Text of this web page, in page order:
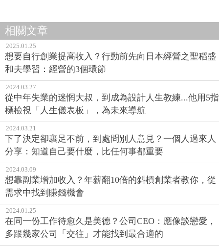
相關文章
2025.01.25
想要自行創業提高收入？行動前先向日本經營之聖稻盛
和夫學習：經營的3個環節
2024.03.27
從中年失業的迷惘大叔，到成為設計人生教練...他用5指
標檢視「人生儀表板」，為未來導航
2024.03.21
下了決定卻裹足不前，到處問別人意見？一個人過來人
分享：知道自己要什麼，比任何事都重要
2024.03.09
想靠副業增加收入？年薪翻10倍的斜槓創業者教你，從
需求中找到賺錢機會
2024.01.25
在同一份工作待愈久是美德？公司CEO：應像談戀愛，
多跟幾家公司「交往」才能找到最合適的